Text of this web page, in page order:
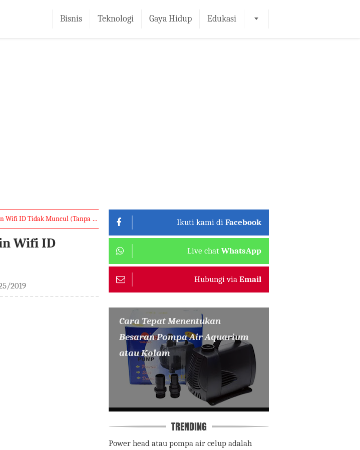
Bisnis Teknologi Gaya Hidup Edukasi
ID Tidak Muncul (Tanpa Setting)
Wifi ID
2019
Ikuti kami di Facebook
Live chat WhatsApp
Hubungi via Email
Cara Tepat Menentukan
Besaran Pompa Air Aquarium
atau Kolam
TRENDING
Power head atau pompa air celup adalah